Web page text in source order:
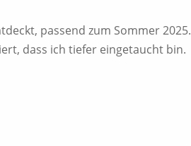
passend zum Sommer 2025.
dass ich tiefer eingetaucht bin.